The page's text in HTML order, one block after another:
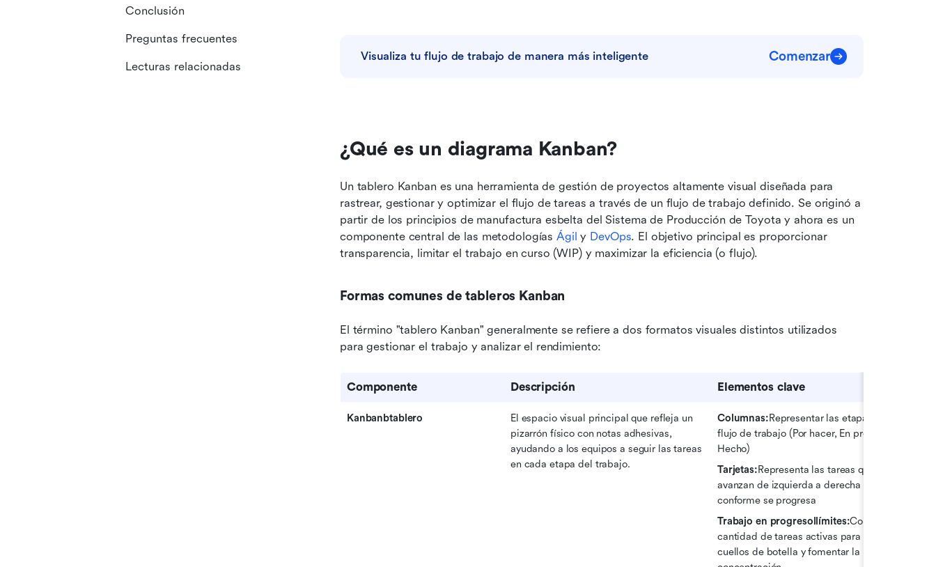
Visualiza tu flujo de trabajo de manera más inteligente Comenzar
¿Qué es un diagrama Kanban?
Un tablero Kanban es una herramienta de gestión de proyectos altamente visual diseñada para
rastrear, gestionar y optimizar el flujo de tareas a través de un flujo de trabajo definido. Se originó a
partir de los principios de manufactura esbelta del Sistema de Producción de Toyota y ahora es un
componente central de las metodologías Ágil y DevOps. El objetivo principal es proporcionar
transparencia, limitar el trabajo en curso (WIP) y maximizar la eficiencia (o flujo).
Formas comunes de tableros Kanban
El término "tablero Kanban" generalmente se refiere a dos formatos visuales distintos utilizados
para gestionar el trabajo y analizar el rendimiento:
Componente Descripción Elementos clave
Kanbanbtablero
El espacio visual principal que refleja un
pizarrón físico con notas adhesivas,
ayudando a los equipos a seguir las tareas
en cada etapa del trabajo.
Columnas:Representar las etapas del
flujo de trabajo (Por hacer, En progreso,
Hecho)
Tarjetas:Representa las tareas que
avanzan de izquierda a derecha
conforme se progresa
Trabajo en progresollímites:Controla la
cantidad de tareas activas para evitar
cuellos de botella y fomentar la
Conclusión
Preguntas frecuentes
Lecturas relacionadas